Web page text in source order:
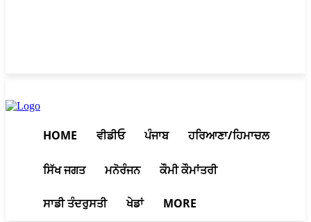
HOME ਵੀਡੀਓ ਪੰਜਾਬ ਹਰਿਆਣਾ/ਹਿਮਾਚਲ
ਸਿੱਖ ਜਗਤ ਮਨੋਰੰਜਨ ਕੌਮੀ ਕੌਮਾਂਤਰੀ
ਸਾਡੀ ਤੰਦਰੁਸਤੀ ਖੇਡਾਂ MORE